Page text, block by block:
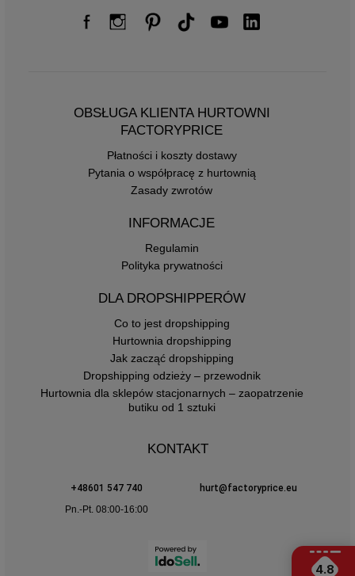
OBSŁUGA KLIENTA HURTOWNI
FACTORYPRICE
Płatności i koszty dostawy
Pytania o współpracę z hurtownią
Zasady zwrotów
INFORMACJE
Regulamin
Polityka prywatności
DLA DROPSHIPPERÓW
Co to jest dropshipping
Hurtownia dropshipping
Jak zacząć dropshipping
Dropshipping odzieży – przewodnik
Hurtownia dla sklepów stacjonarnych – zaopatrzenie
butiku od 1 sztuki
KONTAKT
+48601 547 740
hurt@factoryprice.eu
Pn.-Pt. 08:00-16:00
4.8